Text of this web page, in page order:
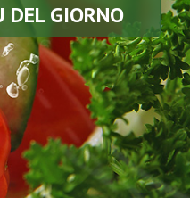
DEL GIORNO